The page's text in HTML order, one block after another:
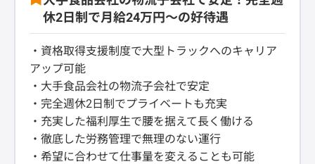
休2日制で月給24万円〜の好待遇
・資格取得支援制度で大型トラックへのキャリア
アップ可能
・大手食品会社の物流子会社で安定
・完全週休2日制でプライベートも充実
・充実した福利厚生で腰を据えて長く働ける
・徹底した労務管理で無理のない運行
・希望に合わせて仕事量を変えることも可能